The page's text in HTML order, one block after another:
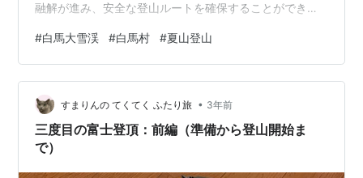
融解が進み、安全な登山ルートを確保することができな
す。 こうした状況の中で、北アルプス北部山小屋組合、
白馬村山岳遭難防止対策協会と共に現場確認し、今後の
対応を協議した結果、登山者の安全を最優先し、8月27日
（日曜日）15時までの通行をもって、通行止めすること
を決定いたしました。※登山道の状況によっては通行止め
が早まる可能性がございます。また、大…
#白馬大雪渓 #白馬村 #夏山登山
すまりんの てくてく ふたり旅 • 3年前
三度目の富士登頂：前編（準備から登山開始ま
で）